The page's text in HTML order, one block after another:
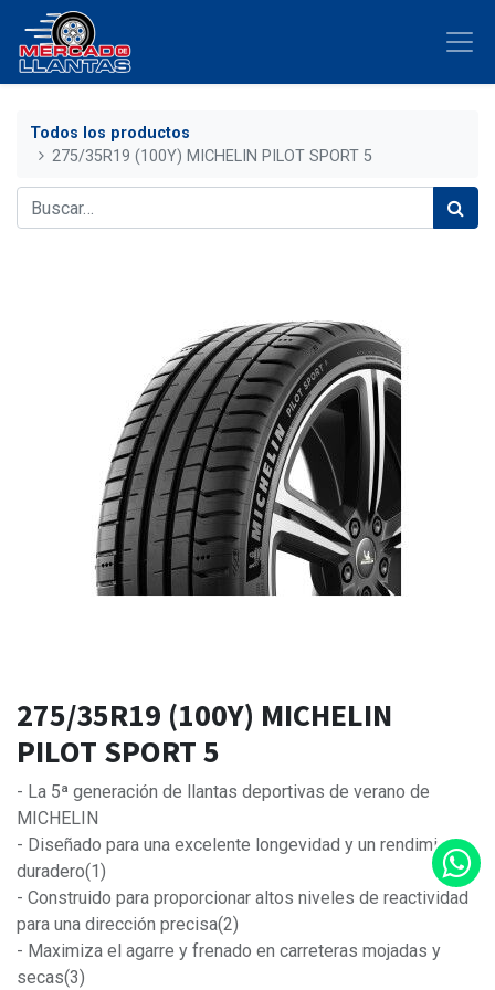
Todos los productos
275/35R19 (100Y) MICHELIN PILOT SPORT 5
275/35R19 (100Y) MICHELIN
PILOT SPORT 5
- La 5ª generación de llantas deportivas de verano de
MICHELIN
- Diseñado para una excelente longevidad y un rendimiento
duradero(1)
- Construido para proporcionar altos niveles de reactividad
para una dirección precisa(2)
- Maximiza el agarre y frenado en carreteras mojadas y
secas(3)